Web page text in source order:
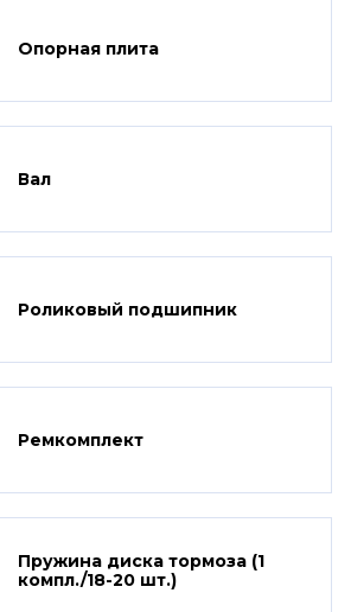
Опорная плита
Вал
Роликовый подшипник
Ремкомплект
Пружина диска тормоза (1
компл./18-20 шт.)